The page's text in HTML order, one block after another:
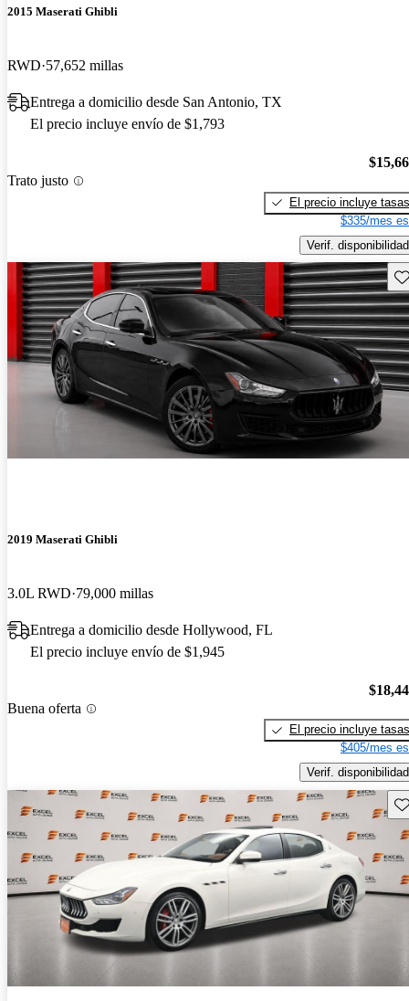
2015 Maserati Ghibli
RWD 57,652 millas
Entrega a domicilio desde San Antonio, TX
El precio incluye envío de $1,793
Trato justo
El precio incluye tasas
$335/mes
Verif. disponibilidad
2019 Maserati Ghibli
3.0L RWD 79,000 millas
Entrega a domicilio desde Hollywood, FL
El precio incluye envío de $1,945
Buena oferta
El precio incluye tasas
$405/mes
Verif. disponibilidad